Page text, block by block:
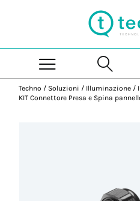
Techno / Soluzioni / Illuminazione /
KIT Connettore Presa e Spina